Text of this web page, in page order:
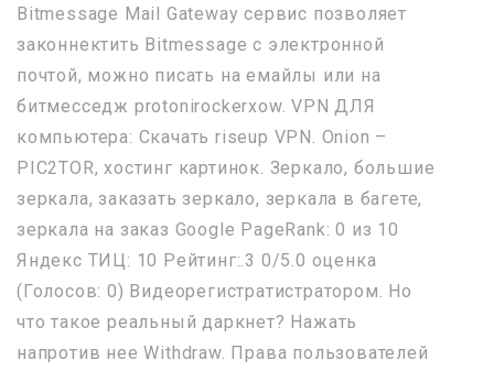
Bitmessage Mail Gateway сервис позволяет
законнектить Bitmessage с электронной
почтой, можно писать на емайлы или на
битмесседж protonirockerxow. VPN ДЛЯ
компьютера: Скачать riseup VPN. Onion –
PIC2TOR, хостинг картинок. Зеркало, большие
зеркала, заказать зеркало, зеркала в багете,
зеркала на заказ Google PageRank: 0 из 10
Яндекс ТИЦ: 10 Рейтинг:.3 0/5.0 оценка
(Голосов: 0) Видеорегистратистратором. Но
что такое реальный даркнет? Нажать
напротив нее Withdraw. Права пользователей